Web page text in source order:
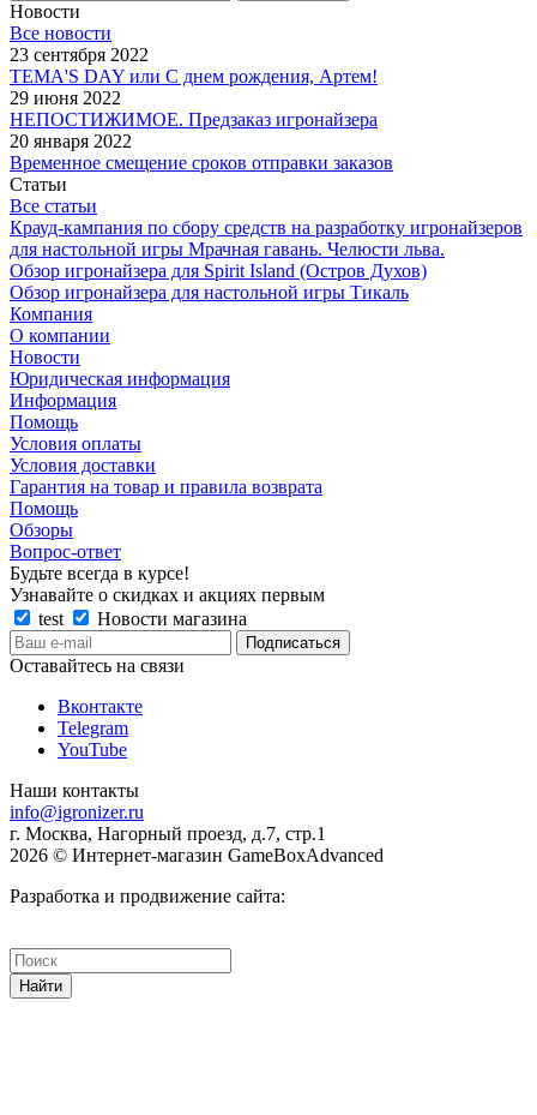
Новости
Все новости
23 сентября 2022
TEMA'S DAY или С днем рождения, Артем!
29 июня 2022
НЕПОСТИЖИМОЕ. Предзаказ игронайзера
20 января 2022
Временное смещение сроков отправки заказов
Статьи
Все статьи
Крауд-кампания по сбору средств на разработку игронайзеров
для настольной игры Мрачная гавань. Челюсти льва.
Обзор игронайзера для Spirit Island (Остров Духов)
Обзор игронайзера для настольной игры Тикаль
Компания
О компании
Новости
Юридическая информация
Информация
Помощь
Условия оплаты
Условия доставки
Гарантия на товар и правила возврата
Помощь
Обзоры
Вопрос-ответ
Будьте всегда в курсе!
Узнавайте о скидках и акциях первым
test
Новости магазина
Оставайтесь на связи
Вконтакте
Telegram
YouTube
Наши контакты
info@igronizer.ru
г. Москва, Нагорный проезд, д.7, стр.1
2026 © Интернет-магазин GameBoxAdvanced
Разработка и продвижение сайта:
Найти